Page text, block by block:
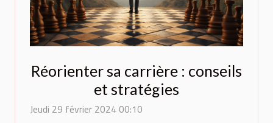
Réorienter sa carrière : conseils
et stratégies
Jeudi 29 février 2024 00:10